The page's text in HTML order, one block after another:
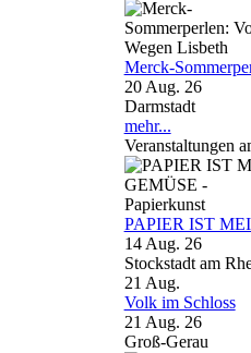
Merck-
20 Aug. 26
Darmstadt
mehr...
Veranstaltungen
PAPIER IST
14 Aug. 26
Stockstadt am
21 Aug.
Volk im Schloss
21 Aug. 26
Groß-Gerau